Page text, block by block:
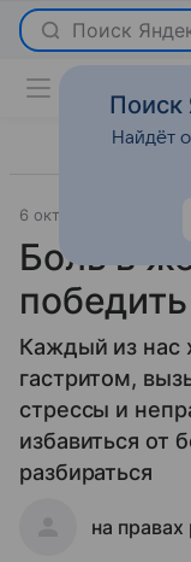
Поиск
6 октября 2014
Боль в
Каждый из нас
гастритом,
стрессы и
избавиться от
разбираться
на
Поиск
Найдёт